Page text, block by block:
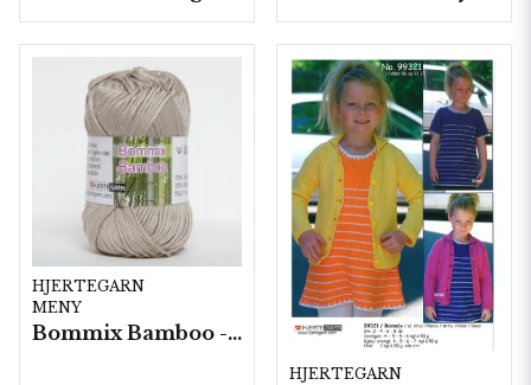
HJERTEGARN
MENY
Bommix Bamboo -10 nystan/ fp. á 50 g.
HJERTEGARN